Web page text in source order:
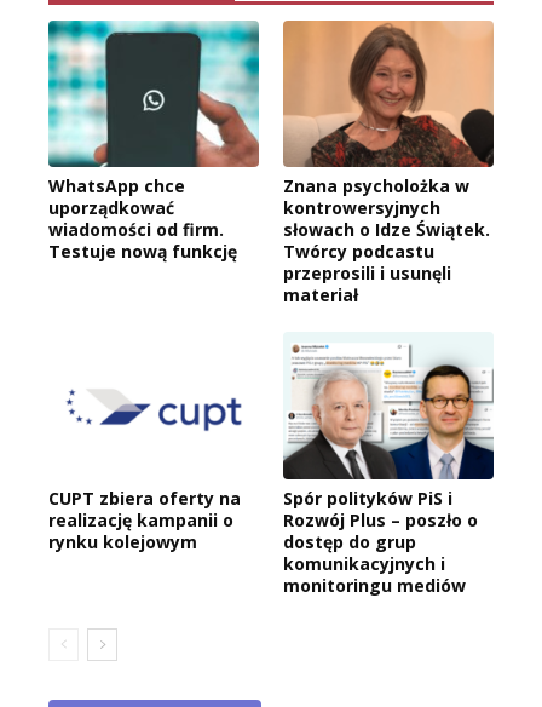
WhatsApp chce
uporządkować
wiadomości od firm.
Testuje nową funkcję
Znana psycholożka w
kontrowersyjnych
słowach o Idze Świątek.
Twórcy podcastu
przeprosili i usunęli
materiał
CUPT zbiera oferty na
realizację kampanii o
rynku kolejowym
Spór polityków PiS i
Rozwój Plus – poszło o
dostęp do grup
komunikacyjnych i
monitoringu mediów